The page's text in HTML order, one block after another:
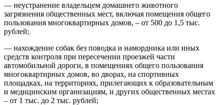
— неустранение владельцем домашнего животного
загрязнения общественных мест, включая помещения общего
пользования многоквартирных домов, – от 500 до 1,5 тыс.
рублей;
— нахождение собак без поводка и намордника или иных
средств контроля при пересечении проезжей части
автомобильной дороги, в помещениях общего пользования
многоквартирных домов, во дворах, на спортивных
площадках, на территориях, прилегающих к образовательным
и медицинским организациям, и других общественных местах
– от 1 тыс. до 2 тыс. рублей;